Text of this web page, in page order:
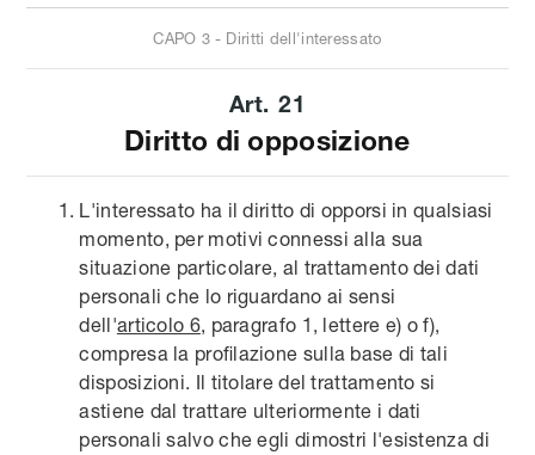
CAPO 3 - Diritti dell'interessato
Art. 21
Diritto di opposizione
L'interessato ha il diritto di opporsi in qualsiasi
momento, per motivi connessi alla sua
situazione particolare, al trattamento dei dati
personali che lo riguardano ai sensi
dell'articolo 6, paragrafo 1, lettere e) o f),
compresa la profilazione sulla base di tali
disposizioni. Il titolare del trattamento si
astiene dal trattare ulteriormente i dati
personali salvo che egli dimostri l'esistenza di